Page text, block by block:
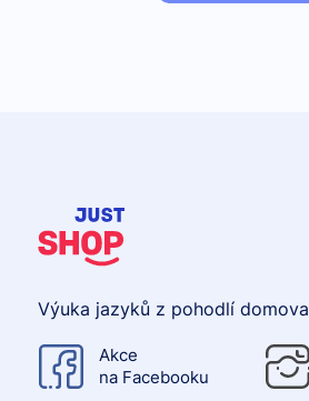
Výuka jazyků z pohodlí domova
Akce
na Facebooku